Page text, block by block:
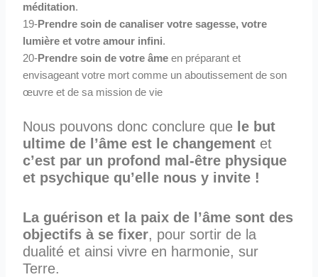
méditation.
19-Prendre soin de canaliser votre sagesse, votre
lumière et votre amour infini.
20-Prendre soin de votre âme en préparant et
envisageant votre mort comme un aboutissement de son
œuvre et de sa mission de vie
Nous pouvons donc conclure que le but
ultime de l’âme est le changement et
c’est par un profond mal-être physique
et psychique qu’elle nous y invite !
La guérison et la paix de l’âme sont des
objectifs à se fixer, pour sortir de la
dualité et ainsi vivre en harmonie, sur
Terre.